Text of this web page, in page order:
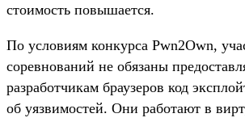
стоимость повышается.
По условиям конкурса Pwn2Own,
соревнований не обязаны
разработчикам браузеров код
об уязвимостей. Они работают в